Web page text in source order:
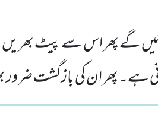
گے پھر اس سے پیٹ
ہے۔ پھر ان کی بازگشت